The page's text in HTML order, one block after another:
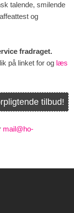
talende, smilende
og
fradraget.
på linket for og læs
tilbud!​
mail@ho-